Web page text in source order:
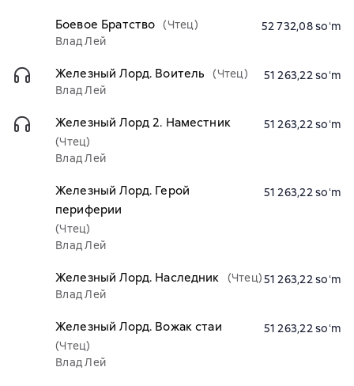
Боевое Братство (Чтец)
Влад Лей
52 732,08 soʻm
Железный Лорд. Воитель
(Чтец)
Влад Лей
51 263,22 soʻm
Железный Лорд 2. Наместник
(Чтец)
Влад Лей
51 263,22 soʻm
Железный Лорд. Герой
периферии
(Чтец)
Влад Лей
51 263,22 soʻm
Железный Лорд. Наследник
(Чтец)
Влад Лей
51 263,22 soʻm
Железный Лорд. Вожак стаи
(Чтец)
Влад Лей
51 263,22 soʻm